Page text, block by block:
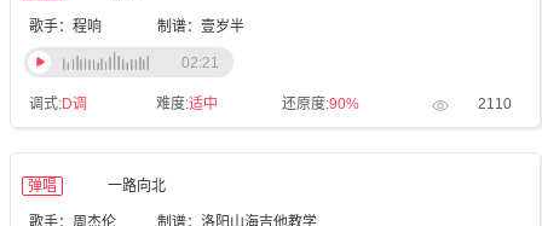
歌手：程响 制谱：壹岁半
调式:D调 难度:适中 还原度:90% 2110
02:21
弹唱 一路向北
歌手：周杰伦 制谱：洛阳山海吉他教学